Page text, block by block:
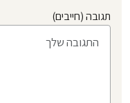
תגובה (חייבים)